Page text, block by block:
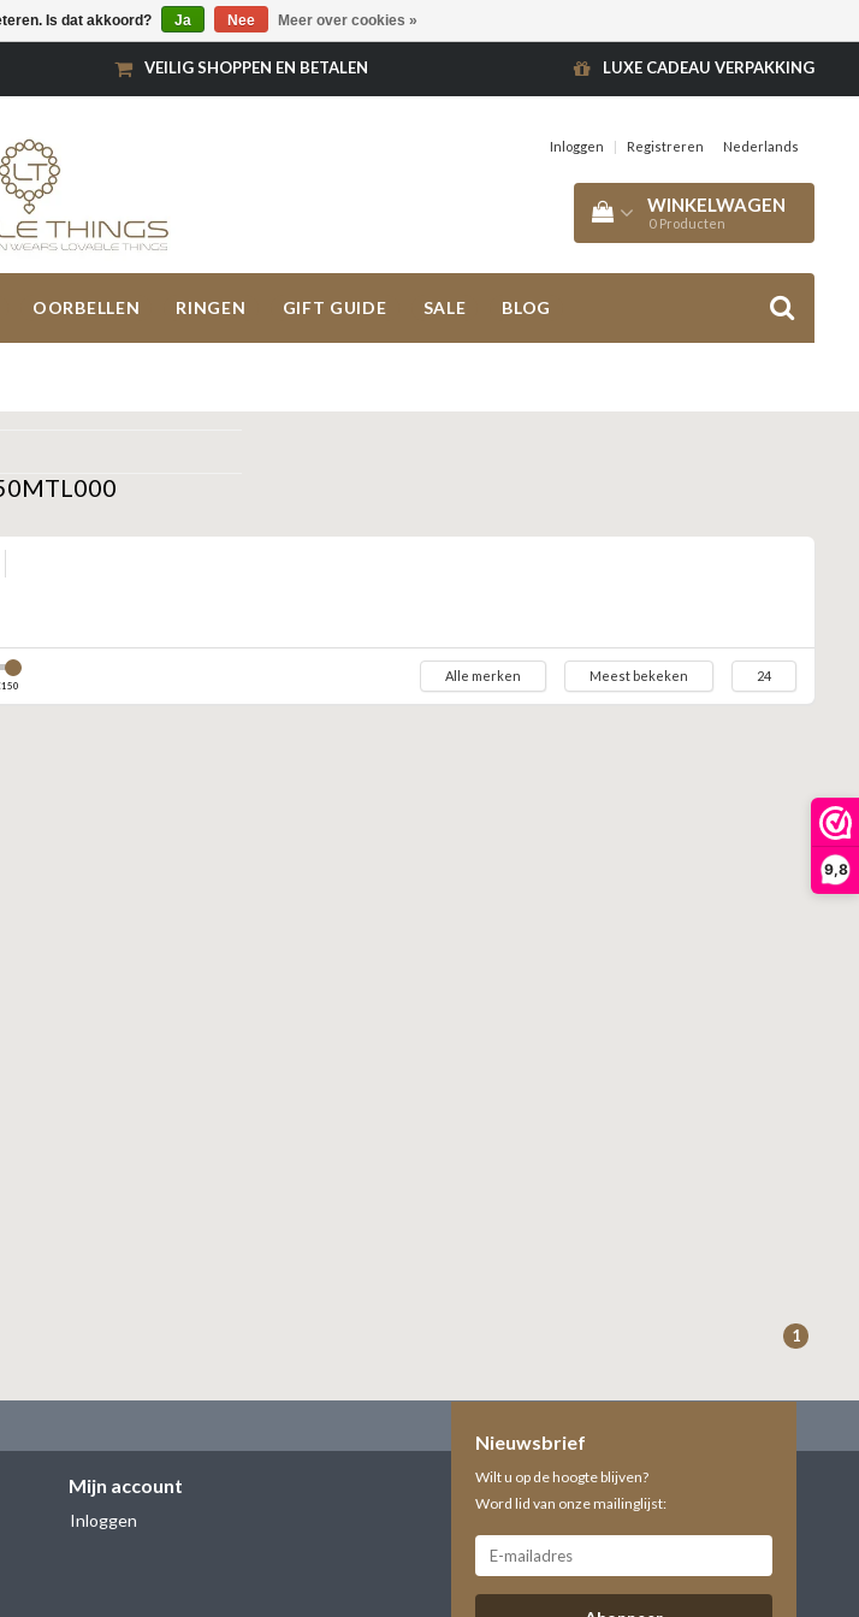
9,8
VEILIG SHOPPEN EN BETALEN LUXE CADEAU VERPAKKING
Inloggen | Registreren Nederlands
WINKELWAGEN
0 Producten
OORBELLEN RINGEN GIFT GUIDE SALE BLOG
150
Alle merken Meest bekeken 24
1
Mijn account
Inloggen
Nieuwsbrief
Wilt u op de hoogte blijven?
Word lid van onze mailinglijst:
Is dat akkoord? Ja Nee Meer over cookies »